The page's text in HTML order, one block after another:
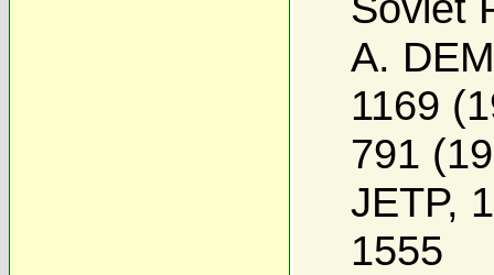
A.
1169
791
JETP,
1555